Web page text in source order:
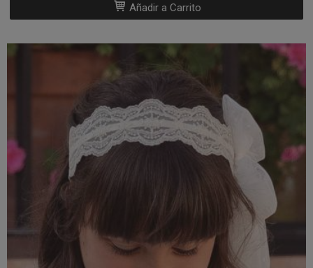
Añadir a Carrito